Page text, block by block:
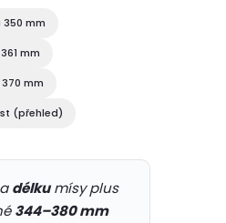
mm
mm
mm
(přehled)
délkumísy plus
344–380 mm